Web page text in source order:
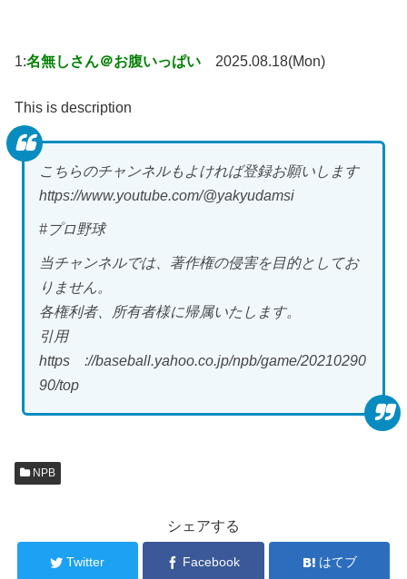
1:名無しさん＠お腹いっぱい 2025.08.18(Mon)
This is description
こちらのチャンネルもよければ登録お願いします
https://www.youtube.com/@yakyudamsi
#プロ野球
当チャンネルでは、著作権の侵害を目的としてお
りません。
各権利者、所有者様に帰属いたします。
引用
https ://baseball.yahoo.co.jp/npb/game/20210290
90/top
NPB
シェアする
Twitter Facebook はてブ